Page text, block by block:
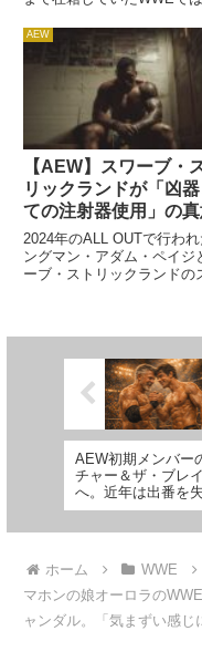
深い溝があったとされてい
AEWではのびのびと好き勝
っているイメージですね。
は現在46歳。「引退」が近
AEW
【AEW】スワーブ・
リックランドが「凶
ての注射器使用」の
語る。「観客をゾッと
るのが狙いだった」
2024年のALL OUTで行わ
ングマン・アダム・ペイジ
ーブ・ストリックランドの
というとんでもない攻撃...
AEW初期メンバー
チャー＆ザ・ブレ
へ。近年は出番を
ホーム WWE
マホンの娘オーロラの
ャンダル。「気まずい感じ